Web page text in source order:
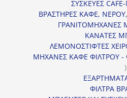
ΣΥΣΚΕΥΕΣ
ΒΡΑΣΤΗΡΕΣ ΚΑΦΕ,
ΓΡΑΝΙΤΟΜΗΧΑΝΕΣ
ΚΑΝΑΤΕΣ
ΛΕΜΟΝΟΣΤΙΦΤΕΣ
ΜΗΧΑΝΕΣ ΚΑΦΕ ΦΙΛΤΡΟΥ -
16
ΦΙΛΤΡΑ